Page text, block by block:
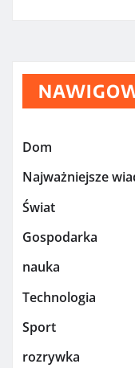
Dom
Najważniejsze
Świat
Gospodarka
nauka
Technologia
Sport
rozrywka